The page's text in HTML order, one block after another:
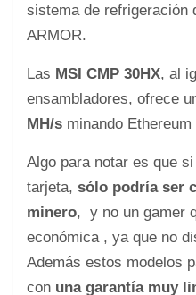
sistema de refrigeración
ARMOR.
Las MSI CMP 30HX, al
ensambladores, ofrece
MH/s minando Ethereum
Algo para notar es que
tarjeta, sólo podría ser
minero, y no un gamer
económica , ya que no
Además estos modelos
con una garantía muy